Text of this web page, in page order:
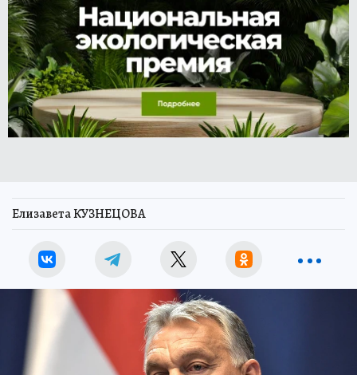
Елизавета КУЗНЕЦОВА